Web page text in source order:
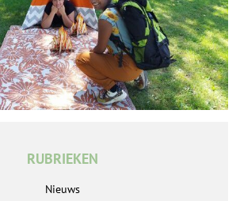
RUBRIEKEN
Nieuws